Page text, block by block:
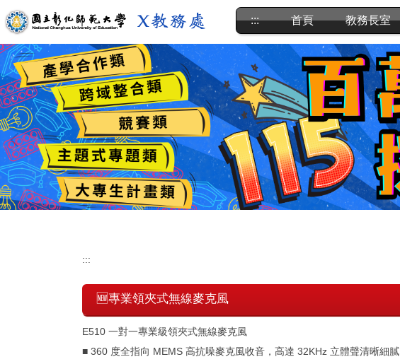
跳
到
要
內
容
區
::: 首頁 教務長室
:::
🆕專業領夾式無線麥克風
E510 一對一專業級領夾式無線麥克風
■ 360 度全指向 MEMS 高抗噪麥克風收音，高達 32KHz 立體聲清晰細膩